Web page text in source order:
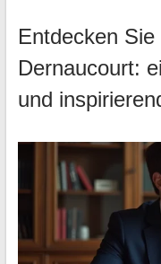
Entdecken
Dernaucourt:
und